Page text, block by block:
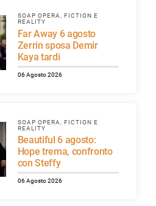
SOAP OPERA, FICTION E
REALITY
Far Away 6 agosto
Zerrin sposa Demir
Kaya tardi
06 Agosto 2026
SOAP OPERA, FICTION E
REALITY
Beautiful 6 agosto:
Hope trema, confronto
con Steffy
06 Agosto 2026